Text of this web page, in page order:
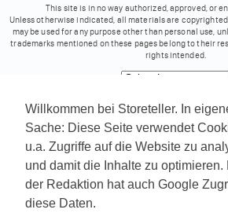
Willkommen bei Storeteller. In
Sache: Diese Seite verwendet
u.a. Zugriffe auf die Website zu
und damit die Inhalte zu optimieren.
der Redaktion hat auch Google
diese Daten.
This site is in no way authorized, approved, or
Unless otherwise indicated, all materials are
may be used for any purpose other than personal use,
trademarks mentioned on these pages belong to their
rights intended.